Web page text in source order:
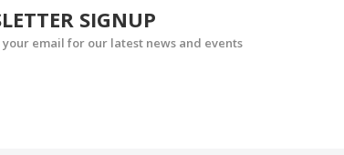
SIGNUP
your email for our latest news and events